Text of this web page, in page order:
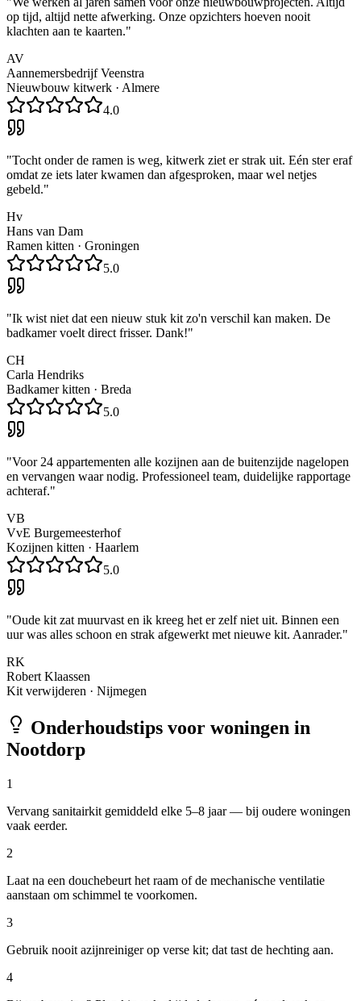
op tijd, altijd nette afwerking. Onze opzichters hoeven nooit
klachten aan te kaarten."
AV
Aannemersbedrijf Veenstra
Nieuwbouw kitwerk · Almere
4.0
"Tocht onder de ramen is weg, kitwerk ziet er strak uit. Eén ster eraf
omdat ze iets later kwamen dan afgesproken, maar wel netjes
gebeld."
Hv
Hans van Dam
Ramen kitten · Groningen
5.0
"Ik wist niet dat een nieuw stuk kit zo'n verschil kan maken. De
badkamer voelt direct frisser. Dank!"
CH
Carla Hendriks
Badkamer kitten · Breda
5.0
"Voor 24 appartementen alle kozijnen aan de buitenzijde nagelopen
en vervangen waar nodig. Professioneel team, duidelijke rapportage
achteraf."
VB
VvE Burgemeesterhof
Kozijnen kitten · Haarlem
5.0
"Oude kit zat muurvast en ik kreeg het er zelf niet uit. Binnen een
uur was alles schoon en strak afgewerkt met nieuwe kit. Aanrader."
RK
Robert Klaassen
Kit verwijderen · Nijmegen
Onderhoudstips voor woningen in
Nootdorp
1
Vervang sanitairkit gemiddeld elke 5–8 jaar — bij oudere woningen
vaak eerder.
2
Laat na een douchebeurt het raam of de mechanische ventilatie
aanstaan om schimmel te voorkomen.
3
Gebruik nooit azijnreiniger op verse kit; dat tast de hechting aan.
4